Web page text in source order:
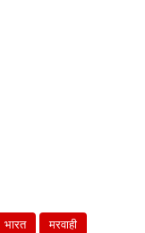
भारत
मरवाही